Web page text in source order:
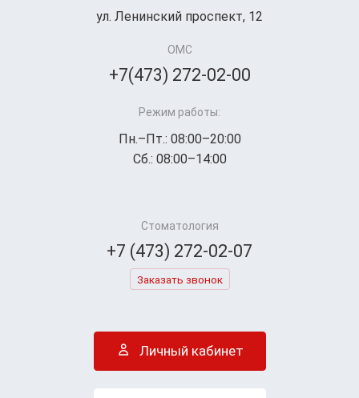
ул. Ленинский проспект, 12
ОМС
+7(473) 272-02-00
Режим работы:
Пн.–Пт.: 08:00–20:00
Сб.: 08:00–14:00
Стоматология
+7 (473) 272-02-07
Заказать звонок
Личный кабинет